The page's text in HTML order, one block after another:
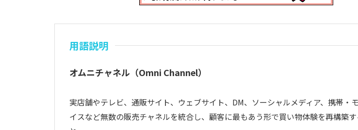
用語説明
オムニチャネル（Omni Channel）
実店舗やテレビ、通販サイト、ウェブサイト、DM、ソーシャルメディア、携帯・
イスなど無数の販売チャネルを統合し、顧客に最もあう形で買い物体験を再構築